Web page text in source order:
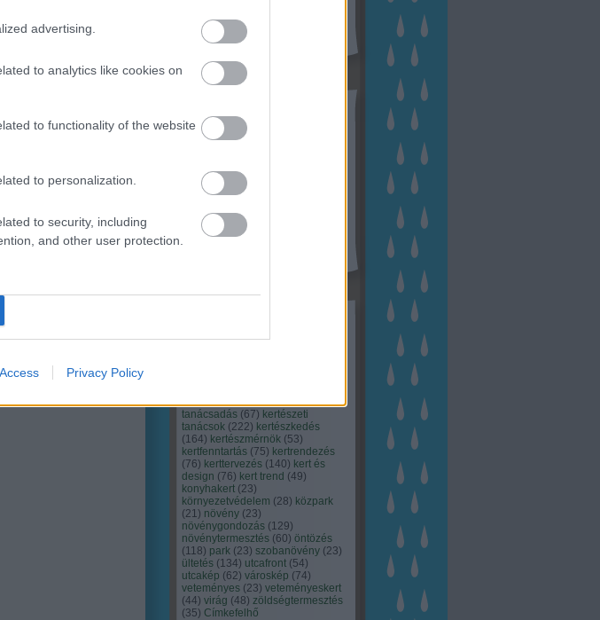
advertising.
to analytics like cookies on
to functionality of the website
to personalization.
to security, including
and other user protection.
Privacy Policy
Budapest (45) dísznövény
(126) kertészet (118) kertészeti
tanácsadás (67) kertészeti
tanácsok (222) kertészkedés
(164) kertészmérnök (53)
kertfenntartás (75) kertrendezés
(76) kerttervezés (140) kert és
design (76) kert trend (49)
konyhakert (23)
környezetvédelem (28) közpark
(21) növény (23)
növénygondozás (129)
növénytermesztés (60) öntözés
(118) park (23) szobanövény (23)
ültetés (134) utcafront (54)
utcakép (62) városkép (74)
veteményes (23) veteményeskert
(44) virág (48) zöldségtermesztés
(35) Címkefelhő